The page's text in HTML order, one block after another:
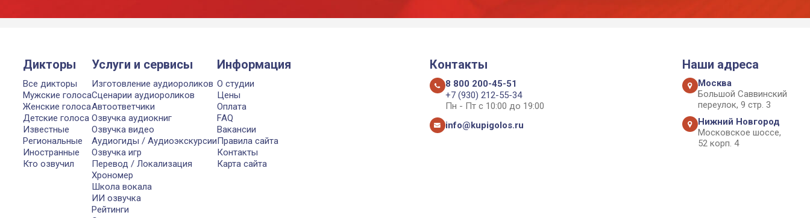
Дикторы
Все дикторы
Мужские голоса
Женские голоса
Детские голоса
Известные
Региональные
Иностранные
Кто озвучил
Услуги и сервисы
Изготовление аудиороликов
Сценарии аудиороликов
Автоответчики
Озвучка аудиокниг
Озвучка видео
Аудиогиды / Аудиоэкскурсии
Озвучка игр
Перевод / Локализация
Хрономер
Школа вокала
ИИ озвучка
Рейтинги
Информация
О студии
Цены
Оплата
FAQ
Вакансии
Правила сайта
Контакты
Карта сайта
Контакты
8 800 200-45-51
+7 (930) 212-55-34
Пн - Пт с 10:00 до 19:00
info@kupigolos.ru
Наши адреса
Москва
Большой Саввинский
переулок, 9 стр. 3
Нижний Новгород
Московское шоссе,
52 корп. 4